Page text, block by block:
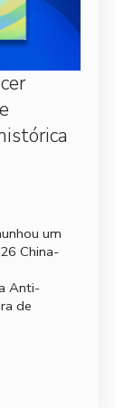
um
China-
Anti-
de